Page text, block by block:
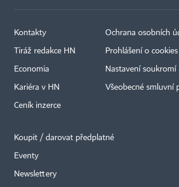
Kontakty
Tiráž redakce HN
Economia
Kariéra v HN
Ceník inzerce
Ochrana osobních
Prohlášení o cookies
Nastavení soukromí
Všeobecné smluvní
Koupit / darovat předplatné
Eventy
Newslettery